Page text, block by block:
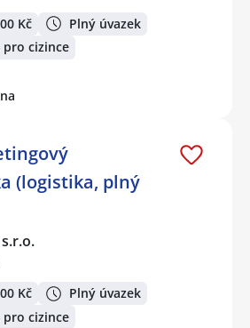
Kč
Plný úvazek
cizince
(logistika, plný
s.r.o.
Kč
Plný úvazek
cizince